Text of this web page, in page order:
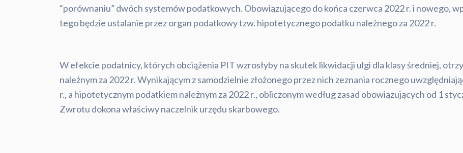
“porównaniu” dwóch systemów podatkowych. Obowiązującego do końca czerwca 2022 r. i nowego,
tego będzie ustalanie przez organ podatkowy tzw. hipotetycznego podatku należnego za 2022 r.
W efekcie podatnicy, których obciążenia PIT wzrosłyby na skutek likwidacji ulgi dla klasy średniej,
należnym za 2022 r. Wynikającym z samodzielnie złożonego przez nich zeznania rocznego
r., a hipotetycznym podatkiem należnym za 2022 r., obliczonym według zasad obowiązujących od 1
Zwrotu dokona właściwy naczelnik urzędu skarbowego.